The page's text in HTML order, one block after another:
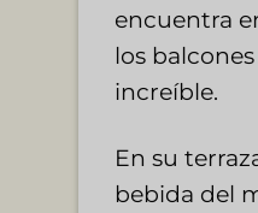
encuentra
los
increíble.
En su
bebida del